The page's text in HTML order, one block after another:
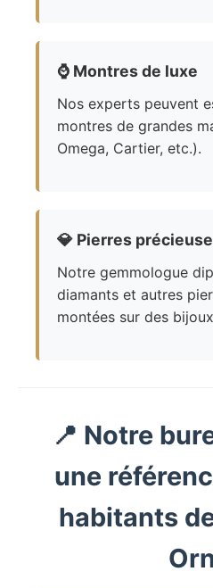
⌚ Montres de luxe
Nos experts peuvent
montres de grandes
Omega, Cartier, etc.).
💎 Pierres
Notre gemmologue
diamants et autres
montées sur des
📍 Notre
une
habitants